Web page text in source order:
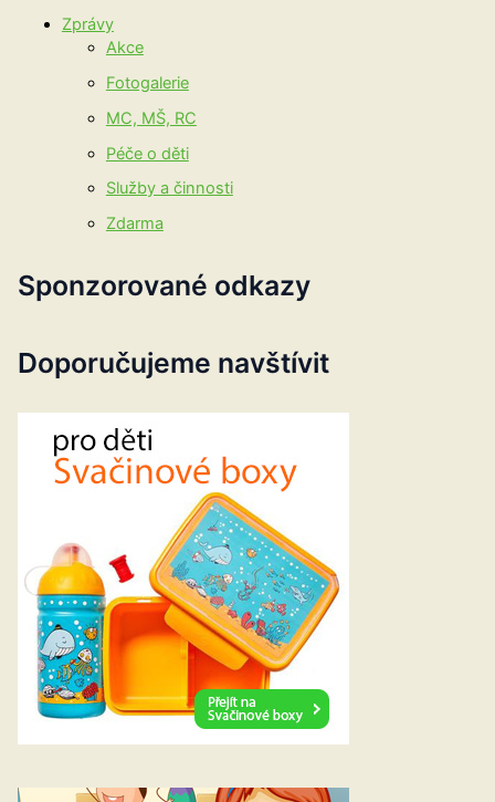
Zprávy
Akce
Fotogalerie
MC, MŠ, RC
Péče o děti
Služby a činnosti
Zdarma
Sponzorované odkazy
Doporučujeme navštívit